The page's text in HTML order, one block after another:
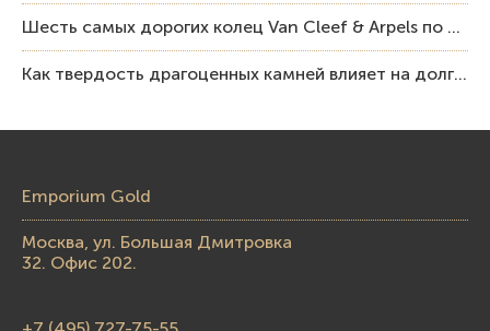
Шесть самых дорогих колец Van Cleef & Arpels по итогам аукционов Sotheby’s
Как твердость драгоценных камней влияет на долговечность ювелирных изделий
Emporium Gold
Москва, ул. Большая Дмитровка
32. Офис 202.